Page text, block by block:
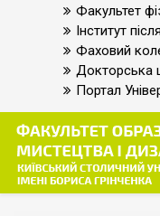
Факультет
Інститут
Фаховий
Докторська
Портал